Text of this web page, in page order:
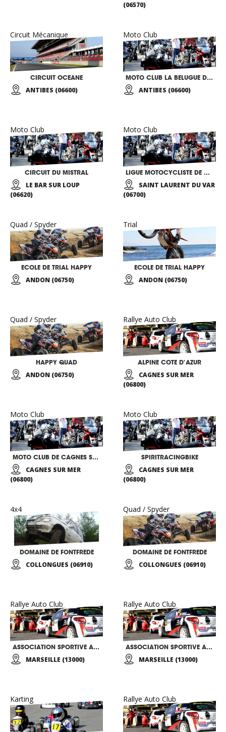
(06570)
Circuit Mécanique
CIRCUIT OCEANE
ANTIBES (06600)
Moto Club
MOTO CLUB LA BELUGUE D’ANTIBES
ANTIBES (06600)
Moto Club
CIRCUIT DU MISTRAL
LE BAR SUR LOUP
(06620)
Moto Club
LIGUE MOTOCYCLISTE DE PROVENCE
SAINT LAURENT DU VAR
(06700)
Quad / Spyder
ECOLE DE TRIAL HAPPY
ANDON (06750)
Trial
ECOLE DE TRIAL HAPPY
ANDON (06750)
Quad / Spyder
HAPPY QUAD
ANDON (06750)
Rallye Auto Club
ALPINE COTE D’AZUR
CAGNES SUR MER
(06800)
Moto Club
MOTO CLUB DE CAGNES SUR MER
CAGNES SUR MER
(06800)
Moto Club
SPIRITRACINGBIKE
CAGNES SUR MER
(06800)
4x4
DOMAINE DE FONTFREDE
COLLONGUES (06910)
Quad / Spyder
DOMAINE DE FONTFREDE
COLLONGUES (06910)
Rallye Auto Club
ASSOCIATION SPORTIVE AUTOMOBILE ALLIANCE
MARSEILLE (13000)
Rallye Auto Club
ASSOCIATION SPORTIVE AUTOMOBILE DE MARSEIL
MARSEILLE (13000)
Karting Rallye Auto Club